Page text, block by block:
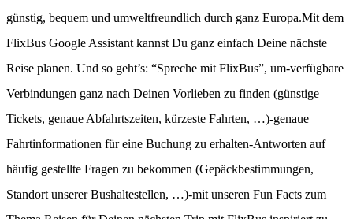
günstig, bequem und umweltfreundlich durch ganz Europa.Mit dem
FlixBus Google Assistant kannst Du ganz einfach Deine nächste
Reise planen. Und so geht’s: “Spreche mit FlixBus”, um-verfügbare
Verbindungen ganz nach Deinen Vorlieben zu finden (günstige
Tickets, genaue Abfahrtszeiten, kürzeste Fahrten, …)-genaue
Fahrtinformationen für eine Buchung zu erhalten-Antworten auf
häufig gestellte Fragen zu bekommen (Gepäckbestimmungen,
Standort unserer Bushaltestellen, …)-mit unseren Fun Facts zum